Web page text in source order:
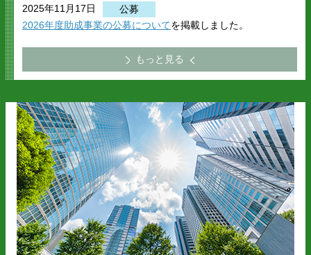
2025年11月17日
公募
2026年度助成事業の公募についてを掲載しました。
もっと見る